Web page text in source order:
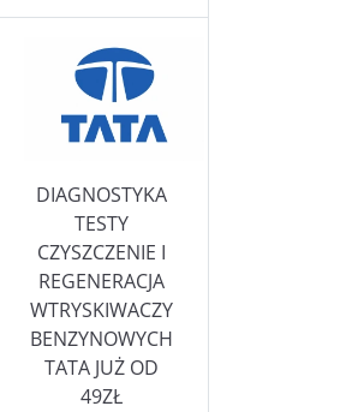
DIAGNOSTYKA
TESTY
CZYSZCZENIE I
REGENERACJA
WTRYSKIWACZY
BENZYNOWYCH
TATA JUŻ OD
49ZŁ